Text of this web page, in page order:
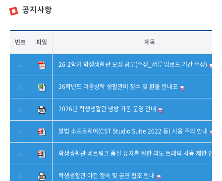
공지사항
번호 파일 제목
26-2학기 학생생활관 모집 공고(수정_서류 업로드 기간 수정)
26학년도 여름방학 생활관비 징수 및 환불 안내표
2026년 학생생활관 냉방 가동 운영 안내
불법 소프트웨어(CST Studio Suite 2022 등) 사용 주의 안내
학생생활관 네트워크 품질 유지를 위한 과도 트래픽 사용 제한 안내
학생생활관 야간 정숙 및 금연 협조 안내